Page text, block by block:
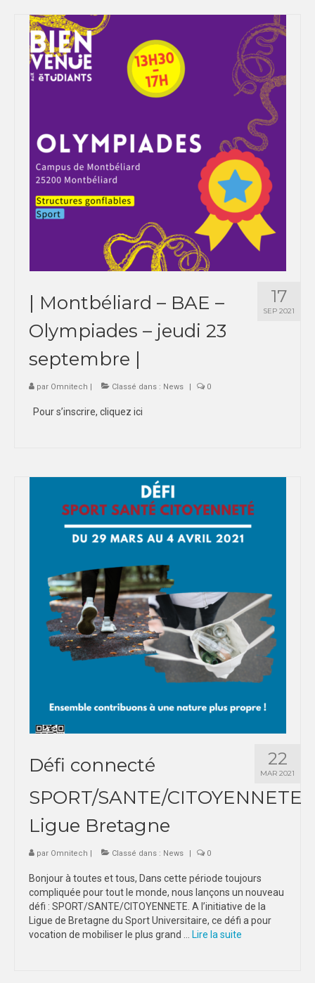
17
SEP 2021
| Montbéliard – BAE –
Olympiades – jeudi 23
septembre |
par Omnitech | Classé dans : News | 0
Pour s’inscrire, cliquez ici
22
MAR 2021
Défi connecté
SPORT/SANTE/CITOYENNETE
Ligue Bretagne
par Omnitech | Classé dans : News | 0
Bonjour à toutes et tous, Dans cette période toujours
compliquée pour tout le monde, nous lançons un nouveau
défi : SPORT/SANTE/CITOYENNETE. A l’initiative de la
Ligue de Bretagne du Sport Universitaire, ce défi a pour
vocation de mobiliser le plus grand …
Lire la suite­­